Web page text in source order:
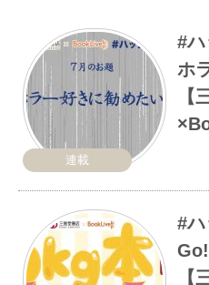
連載
#
ホ
【
#
【